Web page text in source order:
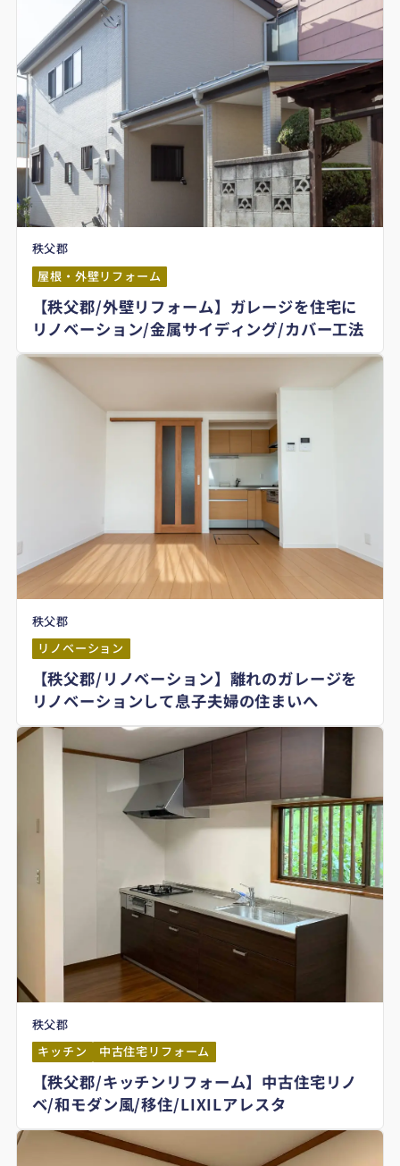
秩父郡
屋根・外壁リフォーム
【秩父郡/外壁リフォーム】ガレージを住宅に
リノベーション/金属サイディング/カバー工法
秩父郡
リノベーション
【秩父郡/リノベーション】離れのガレージを
リノベーションして息子夫婦の住まいへ
秩父郡
キッチン
中古住宅リフォーム
【秩父郡/キッチンリフォーム】中古住宅リノ
ベ/和モダン風/移住/LIXILアレスタ